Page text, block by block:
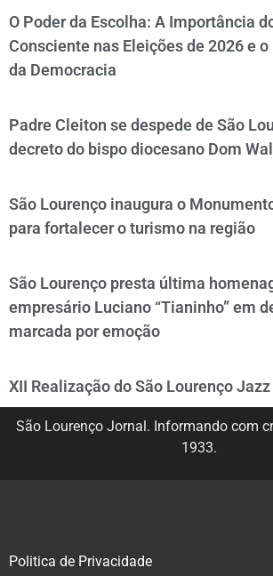
O Poder da Escolha: A Importância
Consciente nas Eleições de 2026 e
da Democracia
Padre Cleiton se despede de São
decreto do bispo diocesano Dom
São Lourenço inaugura o
para fortalecer o turismo na região
São Lourenço presta última
empresário Luciano “Tianinho” em
marcada por emoção
XII Realização do São Lourenço
São Lourenço Jornal. Informando com
1933.
Politica de Privacidade